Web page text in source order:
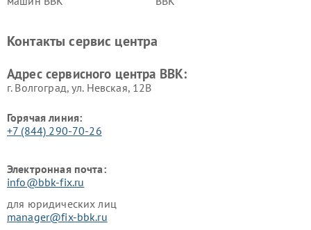
Ремонт винных шкафов BBK
Контакты сервис центра
Адрес сервисного центра BBK:
г. Волгоград, ул. Невская, 12В
Горячая линия:
+7 (844) 290-70-26
Электронная почта:
info@bbk-fix.ru
для юридических лиц
manager@fix-bbk.ru